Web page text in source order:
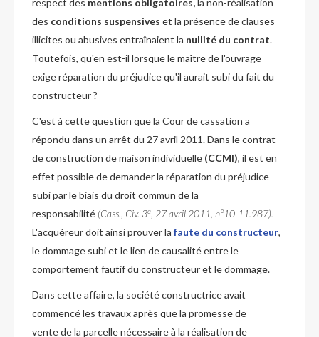
respect des mentions obligatoires,la non-réalisation
des conditions suspensives et la présence de clauses
illicites ou abusives entraînaient la nullité du contrat.
Toutefois, qu'en est-il lorsque le maître de l'ouvrage
exige réparation du préjudice qu'il aurait subi du fait du
constructeur ?
C'est à cette question que la Cour de cassation a
répondu dans un arrêt du 27 avril 2011. Dans le contrat
de construction de maison individuelle (CCMI), il est en
effet possible de demander la réparation du préjudice
subi par le biais du droit commun de la
responsabilité (Cass., Civ. 3e, 27 avril 2011, n°10-11.987).
L'acquéreur doit ainsi prouver la faute du constructeur,
le dommage subi et le lien de causalité entre le
comportement fautif du constructeur et le dommage.
Dans cette affaire, la société constructrice avait
commencé les travaux après que la promesse de
vente de la parcelle nécessaire à la réalisation de